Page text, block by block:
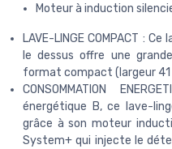
Moteur à induction
LAVE-LINGE COMPACT :
le dessus offre une
format compact (largeur 41
CONSOMMATION
énergétique B, ce lave-
grâce à son moteur
System+ qui injecte le